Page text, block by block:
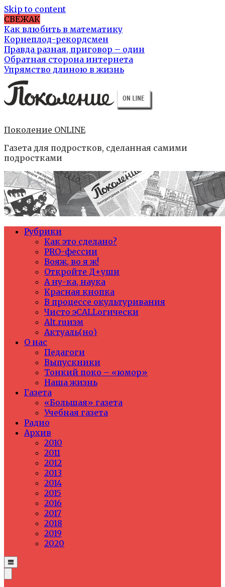
Skip to content
СВЕЖАК
Как влюбить в математику
Корнеплод-рекордсмен
Правда разная, приговор – один
Обратная сторона интернета
Упрямство длиною в жизнь
Поколение ONLINE
Газета для подростков, сделанная самими
подростками
Рубрики
Как это сделано?
PRO-фессии
Вояж, во я ж!
Откройте Д+уши
А ну-ка, наука
Красная кнопка
В процессе окультуривания
Чисто эCALLогически
Alt.ruизм
Актуаль(но)
О нас
Педагоги
Выпускники
Тонкий поко – «юмор»
Наша жизнь
Газета
«Большая» газета
Учебная газета
Радио
Архив
2010
2011
2012
2013
2014
2015
2016
2017
2018
2019
2020